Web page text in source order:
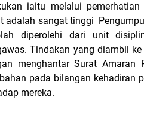
iaitu melalui
adalah sangat tinggi
diperolehi dari unit
Tindakan yang diambil
menghantar Surat Amaran
pada bilangan kehadiran
mereka.